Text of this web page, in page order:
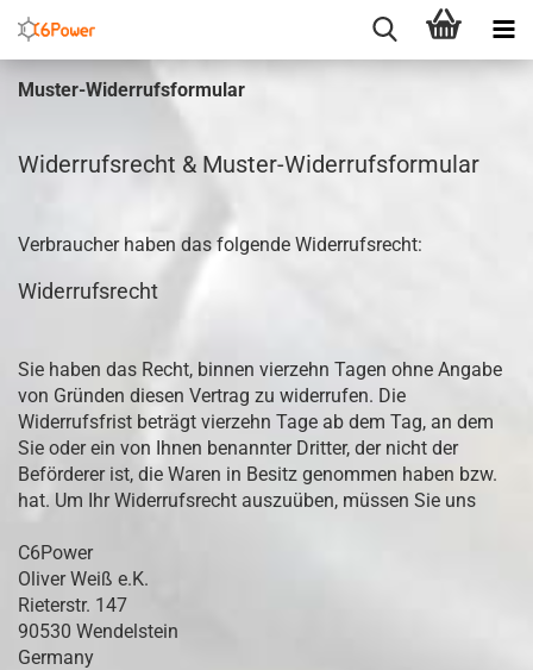
Muster-Widerrufsformular
Widerrufsrecht & Muster-Widerrufsformular
Verbraucher haben das folgende Widerrufsrecht:
Widerrufsrecht
Sie haben das Recht, binnen vierzehn Tagen ohne Angabe
von Gründen diesen Vertrag zu widerrufen. Die
Widerrufsfrist beträgt vierzehn Tage ab dem Tag, an dem
Sie oder ein von Ihnen benannter Dritter, der nicht der
Beförderer ist, die Waren in Besitz genommen haben bzw.
hat. Um Ihr Widerrufsrecht auszuüben, müssen Sie uns
C6Power
Oliver Weiß e.K.
Rieterstr. 147
90530 Wendelstein
Germany